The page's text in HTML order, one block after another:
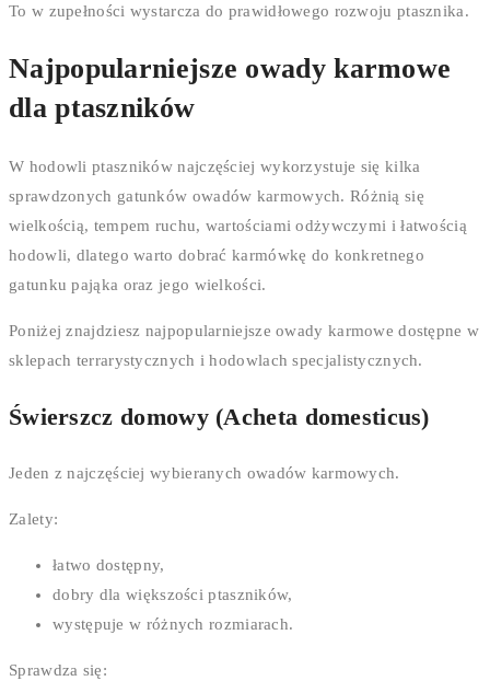
To w zupełności wystarcza do prawidłowego rozwoju ptasznika.
Najpopularniejsze owady karmowe
dla ptaszników
W hodowli ptaszników najczęściej wykorzystuje się kilka
sprawdzonych gatunków owadów karmowych. Różnią się
wielkością, tempem ruchu, wartościami odżywczymi i łatwością
hodowli, dlatego warto dobrać karmówkę do konkretnego
gatunku pająka oraz jego wielkości.
Poniżej znajdziesz najpopularniejsze owady karmowe dostępne w
sklepach terrarystycznych i hodowlach specjalistycznych.
Świerszcz domowy (Acheta domesticus)
Jeden z najczęściej wybieranych owadów karmowych.
Zalety:
łatwo dostępny,
dobry dla większości ptaszników,
występuje w różnych rozmiarach.
Sprawdza się: